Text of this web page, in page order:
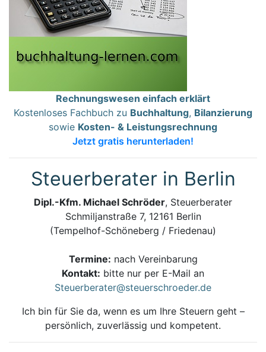
Rechnungswesen einfach erklärt
Kostenloses Fachbuch zu Buchhaltung, Bilanzierung
sowie Kosten- & Leistungsrechnung
Jetzt gratis herunterladen!
Steuerberater in Berlin
Dipl.-Kfm. Michael Schröder, Steuerberater
Schmiljanstraße 7, 12161 Berlin
(Tempelhof-Schöneberg / Friedenau)
Termine: nach Vereinbarung
Kontakt: bitte nur per E-Mail an
Steuerberater@steuerschroeder.de
Ich bin für Sie da, wenn es um Ihre Steuern geht –
persönlich, zuverlässig und kompetent.